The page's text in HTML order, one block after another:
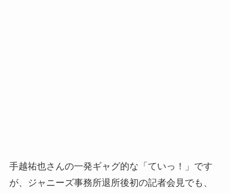
手越祐也さんの一発ギャグ的な「ていっ！」です
が、ジャニーズ事務所退所後初の記者会見でも、